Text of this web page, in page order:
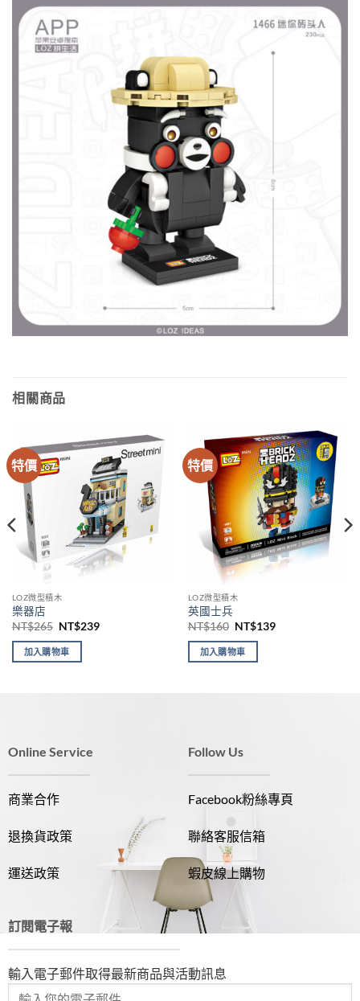
相關商品
特價
LOZ微型積木
樂器店
NT$265 原
價
格：
NT$239目
加入購物車
特價
LOZ微型積木
英國士兵
NT$160 原
價
格：
NT$139目
加入購物車
Online Service
商業合作
退換貨政策
運送政策
Follow Us
Facebook粉絲專頁
聯絡客服信箱
蝦皮線上購物
訂閱電子報
輸入電子郵件取得最新商品與活動訊息